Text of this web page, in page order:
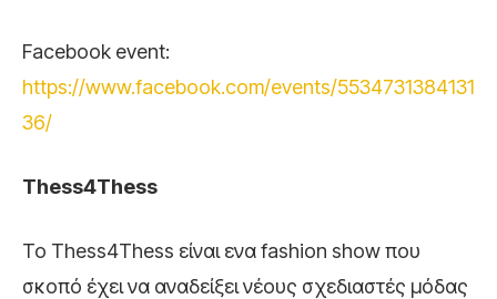
Facebook event:
https://www.facebook.com/events/5534731384131
36/
Thess4Thess
Το Thess4Thess είναι ενα fashion show που
σκοπό έχει να αναδείξει νέους σχεδιαστές μόδας